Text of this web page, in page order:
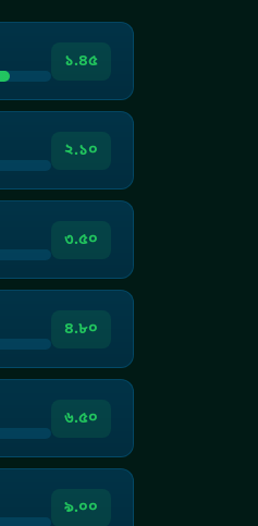
১.৪৫
২.১০
৩.৫০
৪.৮০
৬.৫০
৯.০০